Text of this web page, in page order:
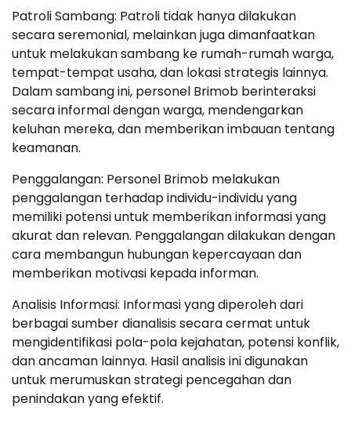
Patroli Sambang: Patroli tidak hanya dilakukan
secara seremonial, melainkan juga dimanfaatkan
untuk melakukan sambang ke rumah-rumah warga,
tempat-tempat usaha, dan lokasi strategis lainnya.
Dalam sambang ini, personel Brimob berinteraksi
secara informal dengan warga, mendengarkan
keluhan mereka, dan memberikan imbauan tentang
keamanan.
Penggalangan: Personel Brimob melakukan
penggalangan terhadap individu-individu yang
memiliki potensi untuk memberikan informasi yang
akurat dan relevan. Penggalangan dilakukan dengan
cara membangun hubungan kepercayaan dan
memberikan motivasi kepada informan.
Analisis Informasi: Informasi yang diperoleh dari
berbagai sumber dianalisis secara cermat untuk
mengidentifikasi pola-pola kejahatan, potensi konflik,
dan ancaman lainnya. Hasil analisis ini digunakan
untuk merumuskan strategi pencegahan dan
penindakan yang efektif.